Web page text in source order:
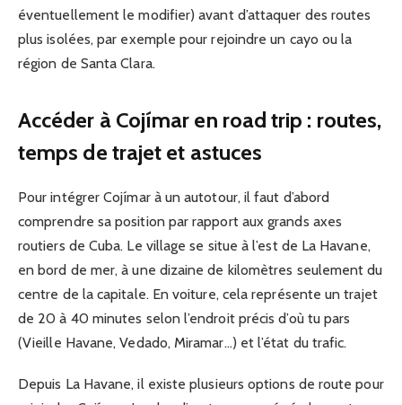
éventuellement le modifier) avant d’attaquer des routes
plus isolées, par exemple pour rejoindre un cayo ou la
région de Santa Clara.
Accéder à Cojímar en road trip : routes,
temps de trajet et astuces
Pour intégrer Cojímar à un autotour, il faut d’abord
comprendre sa position par rapport aux grands axes
routiers de Cuba. Le village se situe à l’est de La Havane,
en bord de mer, à une dizaine de kilomètres seulement du
centre de la capitale. En voiture, cela représente un trajet
de 20 à 40 minutes selon l’endroit précis d’où tu pars
(Vieille Havane, Vedado, Miramar…) et l’état du trafic.
Depuis La Havane, il existe plusieurs options de route pour